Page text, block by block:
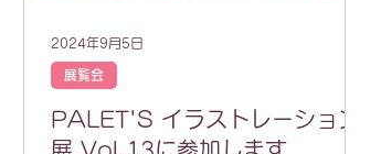
PALET'S イラストレーション
展 Vol.13に参加します
展覧会
2024年9月5日